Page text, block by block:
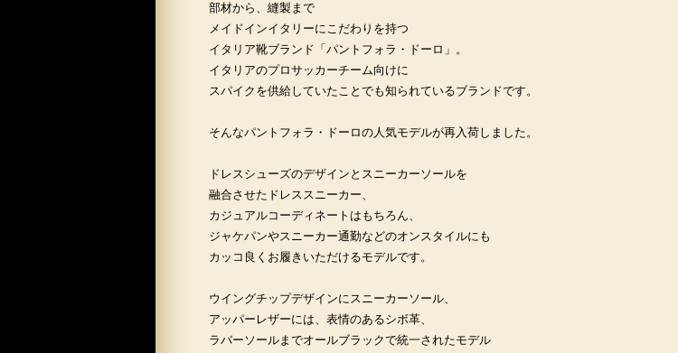
部材から、縫製まで
メイドインイタリーにこだわりを持つ
イタリア靴ブランド「パントフォラ・ドーロ」。
イタリアのプロサッカーチーム向けに
スパイクを供給していたことでも知られているブランドです。
そんなパントフォラ・ドーロの人気モデルが再入荷しました。
ドレスシューズのデザインとスニーカーソールを
融合させたドレススニーカー、
カジュアルコーディネートはもちろん、
ジャケパンやスニーカー通勤などのオンスタイルにも
カッコ良くお履きいただけるモデルです。
ウイングチップデザインにスニーカーソール、
アッパーレザーには、表情のあるシボ革、
ラバーソールまでオールブラックで統一されたモデル